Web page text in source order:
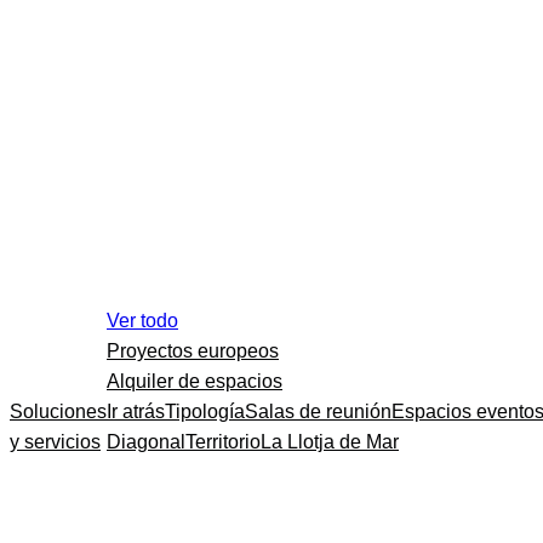
Soluciones
y servicios
Ver todo
Proyectos europeos
Alquiler de espacios
Ir atrásTipologíaSalas de reuniónEspacios eventos
Diagonal TerritorioLa Llotja de Mar